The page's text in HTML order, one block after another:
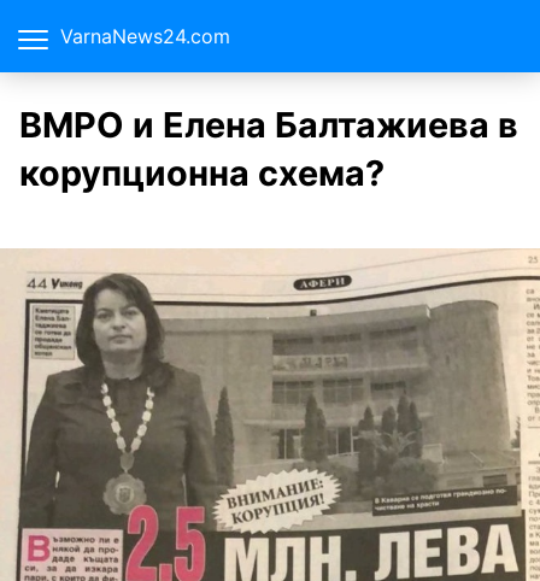
VarnaNews24.com
ВМРО и Елена Балтажиева в
корупционна схема?